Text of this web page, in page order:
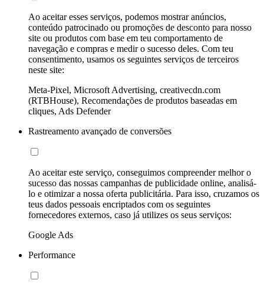
Ao aceitar esses serviços, podemos mostrar anúncios,
conteúdo patrocinado ou promoções de desconto para nosso
site ou produtos com base em teu comportamento de
navegação e compras e medir o sucesso deles. Com teu
consentimento, usamos os seguintes serviços de terceiros
neste site:
Meta-Pixel, Microsoft Advertising, creativecdn.com
(RTBHouse), Recomendações de produtos baseadas em
cliques, Ads Defender
Rastreamento avançado de conversões
Ao aceitar este serviço, conseguimos compreender melhor o
sucesso das nossas campanhas de publicidade online, analisá-
lo e otimizar a nossa oferta publicitária. Para isso, cruzamos os
teus dados pessoais encriptados com os seguintes
fornecedores externos, caso já utilizes os seus serviços:
Google Ads
Performance